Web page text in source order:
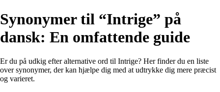
Synonymer til “Intrige” på
dansk: En omfattende guide
Er du på udkig efter alternative ord til Intrige? Her finder du en liste
over synonymer, der kan hjælpe dig med at udtrykke dig mere præcist
og varieret.